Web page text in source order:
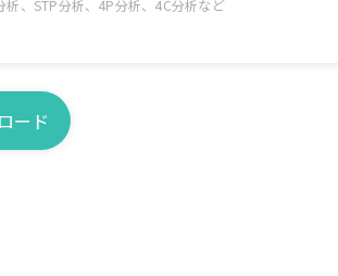
、STP分析、4P分析、4C分析など
ード